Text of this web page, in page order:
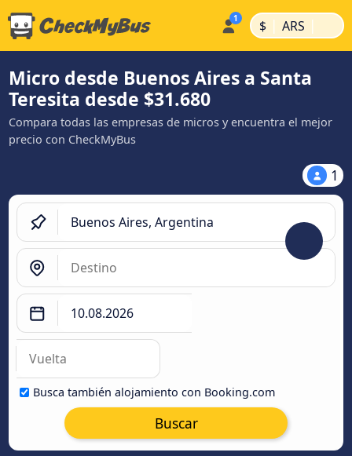
$ | ARS |
Micro desde Buenos Aires a Santa
Teresita desde $31.680
Compara todas las empresas de micros y encuentra el mejor
precio con CheckMyBus
1
Busca también alojamiento con Booking.com
Buscar